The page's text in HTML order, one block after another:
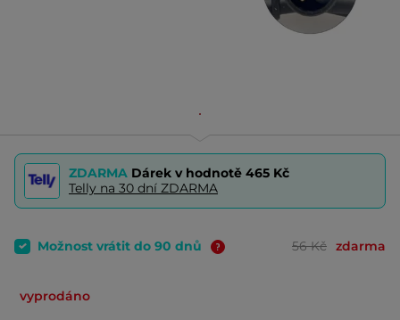
ZDARMA Dárek v hodnotě 465 Kč
Telly na 30 dní ZDARMA
Možnost vrátit do 90 dnů 56 Kč zdarma
vyprodáno